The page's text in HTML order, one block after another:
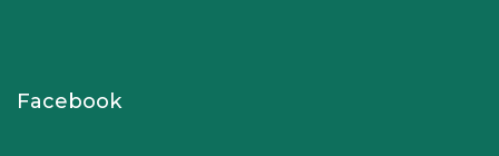
Facebook